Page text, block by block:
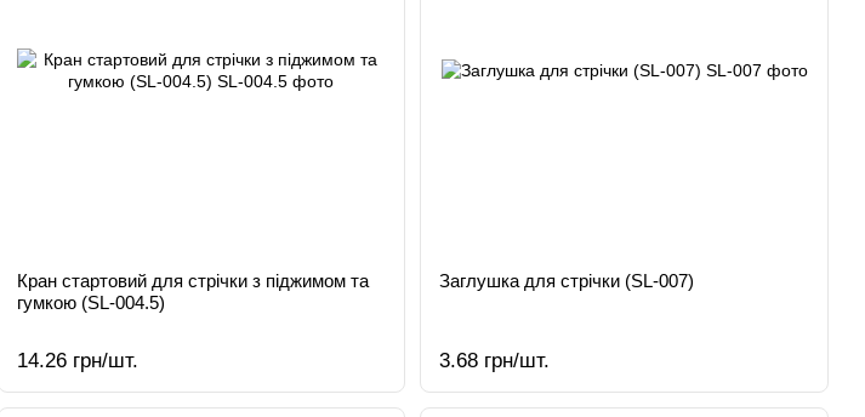
Кран стартовий для стрічки з піджимом та
гумкою (SL-004.5)
14.26 грн/шт.
Заглушка для стрічки (SL-007)
3.68 грн/шт.